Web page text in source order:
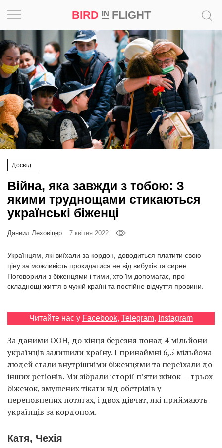
BIRD INFLIGHT
Досвід
Війна, яка завжди з тобою: З
якими труднощами стикаються
українські біженці
Даниил Леховіцер 7 квітня 2022
Українцям, які виїхали за кордон, доводиться платити свою
ціну за можливість прокидатися не від вибухів та сирен.
Поговорили з біженцями і тими, хто їм допомагає, про
складнощі життя в чужій країні та постійне відчуття провини.
Читайте нас у Facebook, Telegram, Instagram
За даними ООН, до кінця березня понад 4 мільйони
українців залишили країну. І принаймні 6,5 мільйона
людей стали внутрішніми біженцями та переїхали до
інших регіонів. Ми зібрали історії п’яти жінок — трьох
біженок, змушених тікати від обстрілів у
переповнених потягах, і двох дівчат, які приймають
українців за кордоном.
Катя, Чехія